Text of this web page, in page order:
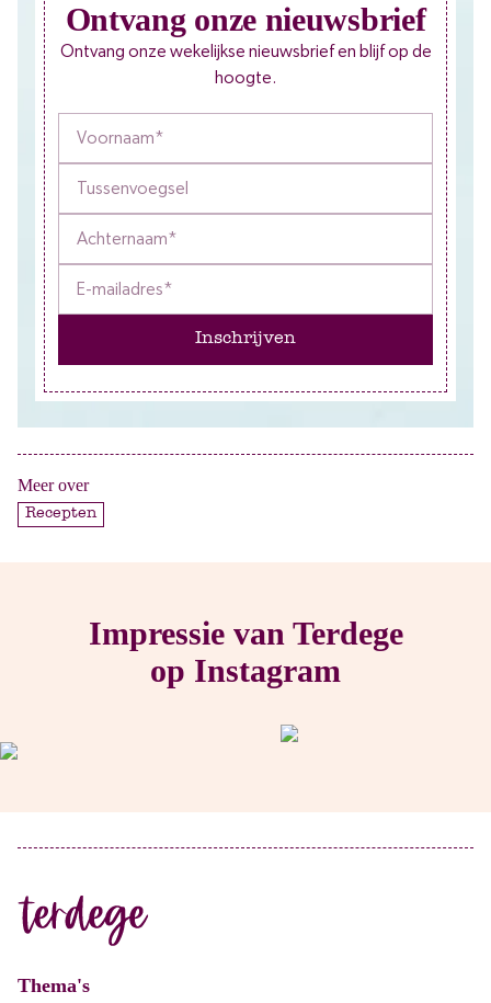
Ontvang onze nieuwsbrief
Ontvang onze wekelijkse nieuwsbrief en blijf op de
hoogte.
Inschrijven
Meer over
Recepten
Impressie van Terdege
op Instagram
Thema's